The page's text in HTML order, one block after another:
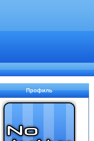
Профиль